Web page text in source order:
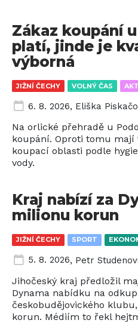
JIŽNÍ ČECHY VOLNÝ ČAS
Zákaz koupání
platí, jinde je
výborná
6. 8. 2026, Eliška
Na orlické přehradě u
koupání. Oproti tomu mají
koupací oblasti podle
vody.
JIŽNÍ ČECHY SPORT
Kraj nabízí za
milionu korun
5. 8. 2026, Petr
Jihočeský kraj předložil
Dynama nabídku na
českobudějovického
korun. Médiím to řekl